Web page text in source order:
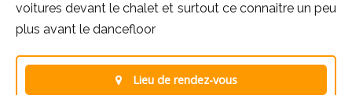
voitures devant le chalet et surtout ce connaitre un peu
plus avant le dancefloor
Lieu de rendez-vous